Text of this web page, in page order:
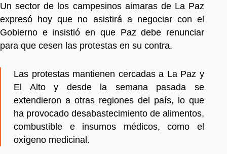
Un sector de los campesinos aimaras de La Paz
expresó hoy que no asistirá a negociar con el
Gobierno e insistió en que Paz debe renunciar
para que cesen las protestas en su contra.
Las protestas mantienen cercadas a La Paz y
El Alto y desde la semana pasada se
extendieron a otras regiones del país, lo que
ha provocado desabastecimiento de alimentos,
combustible e insumos médicos, como el
oxígeno medicinal.